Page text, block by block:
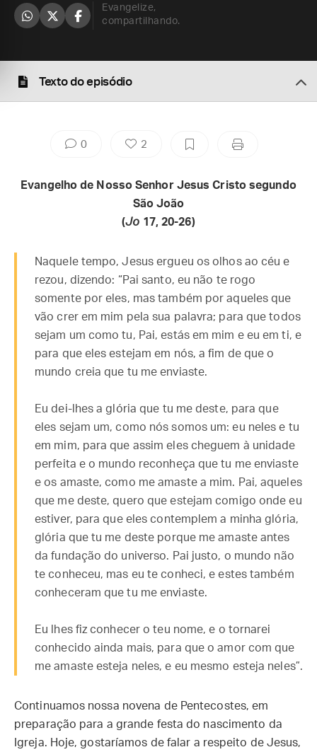
Evangelize,
compartilhando.
Texto do episódio
0 2
Evangelho de Nosso Senhor Jesus Cristo segundo
São João
(Jo 17, 20-26)
Naquele tempo, Jesus ergueu os olhos ao céu e
rezou, dizendo: “Pai santo, eu não te rogo
somente por eles, mas também por aqueles que
vão crer em mim pela sua palavra; para que todos
sejam um como tu, Pai, estás em mim e eu em ti, e
para que eles estejam em nós, a fim de que o
mundo creia que tu me enviaste.
Eu dei-lhes a glória que tu me deste, para que
eles sejam um, como nós somos um: eu neles e tu
em mim, para que assim eles cheguem à unidade
perfeita e o mundo reconheça que tu me enviaste
e os amaste, como me amaste a mim. Pai, aqueles
que me deste, quero que estejam comigo onde eu
estiver, para que eles contemplem a minha glória,
glória que tu me deste porque me amaste antes
da fundação do universo. Pai justo, o mundo não
te conheceu, mas eu te conheci, e estes também
conheceram que tu me enviaste.
Eu lhes fiz conhecer o teu nome, e o tornarei
conhecido ainda mais, para que o amor com que
me amaste esteja neles, e eu mesmo esteja neles”.
Continuamos nossa novena de Pentecostes, em
preparação para a grande festa do nascimento da
Igreja. Hoje, gostaríamos de falar a respeito de Jesus,